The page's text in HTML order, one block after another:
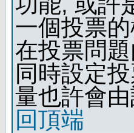
一個投票
在投票問
同時設定
量也許會
回頂端